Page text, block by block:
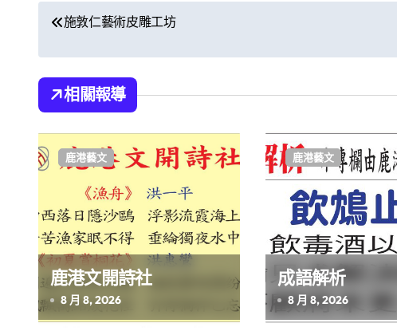
文
章
導
覽
施敦仁藝術皮雕工坊
相關報導
鹿港藝文
鹿港文開詩社
8 月 8, 2026
鹿港藝文
成語解析
8 月 8, 2026